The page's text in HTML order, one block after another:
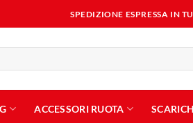
SPEDIZIONE ESPRESSA IN
ACCESSORI RUOTA